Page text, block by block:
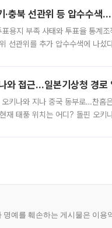
·충북 선관위 등 압수수색…
용지 부족 사태와 투표율 통계
선관위를 추가 압수수색에 나
와 접근…일본기상청 경로
키나와 지나 중국 동부로…찬홈
재 태풍 위치는 어디? 돌핀 오키